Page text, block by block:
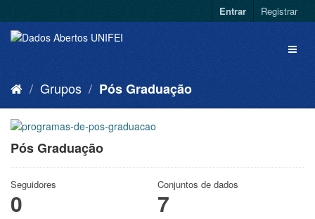
Entrar Registrar
Grupos Pós Graduação
Pós Graduação
Seguidores
0
Conjuntos de dados
7